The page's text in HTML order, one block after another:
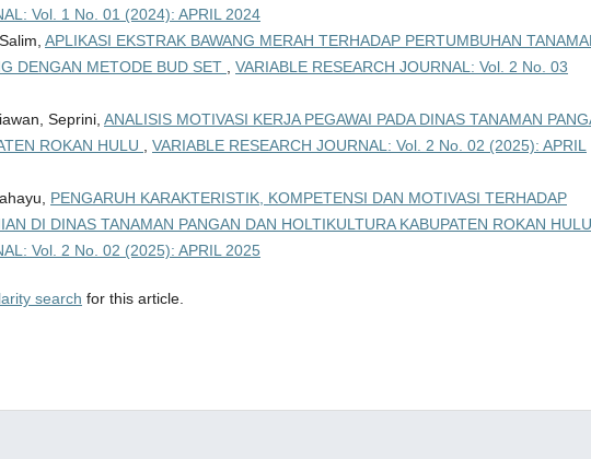
Vol. 1 No. 01 (2024): APRIL 2024
APLIKASI EKSTRAK BAWANG MERAH TERHADAP PERTUMBUHAN
DENGAN METODE BUD SET , VARIABLE RESEARCH JOURNAL: Vol. 2 No. 03
Seprini, ANALISIS MOTIVASI KERJA PEGAWAI PADA DINAS TANAMAN
ROKAN HULU , VARIABLE RESEARCH JOURNAL: Vol. 2 No. 02 (2025): APRIL
PENGARUH KARAKTERISTIK, KOMPETENSI DAN MOTIVASI TERHADAP
DI DINAS TANAMAN PANGAN DAN HOLTIKULTURA KABUPATEN ROKAN
Vol. 2 No. 02 (2025): APRIL 2025
search for this article.